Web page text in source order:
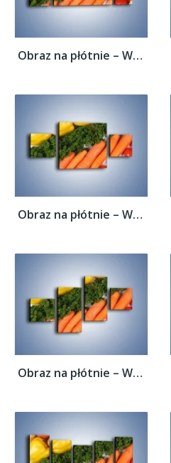
Obraz na płótnie – Warzywny porządek –...
Obraz na płótnie – Warzywny porządek –...
Obraz na płótnie – Warzywny porządek –...